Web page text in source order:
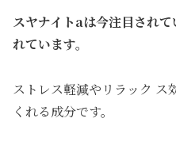
スヤナイトaは今注目され
れています。
ストレス軽減やリラック ス
くれる成分です。